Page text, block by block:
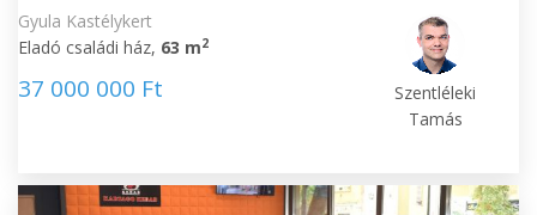
Gyula Kastélykert
Eladó családi ház, 63 m2
37 000 000 Ft
Szentléleki
Tamás